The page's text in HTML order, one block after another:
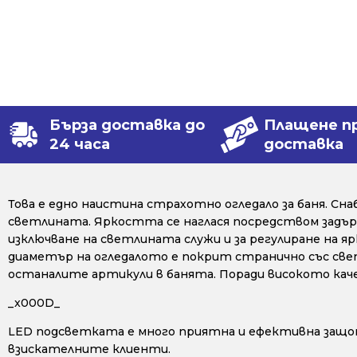
Бърза доставка до
24 часа
Плащене
доставка
Това е едно наистина страхотно огледало за баня.
светлината. Яркостта се наглася посредством
изключване на светлината служи и за регулиране
диаметър на огледалото е покрит странично със
останалите артикули в банята. Поради високото
_x000D_
LED подсветката е много приятна и ефективна
взискателните клиенти.